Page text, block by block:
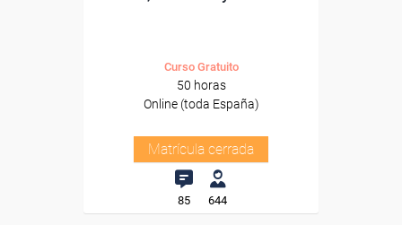
Curso Gratuito
50 horas
Online (toda España)
Matrícula cerrada
85 644